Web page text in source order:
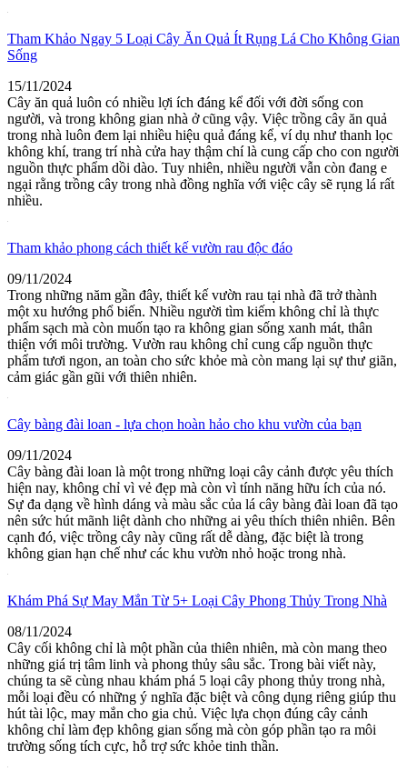
Tham Khảo Ngay 5 Loại Cây Ăn Quả Ít Rụng Lá Cho Không Gian
Sống
15/11/2024
Cây ăn quả luôn có nhiều lợi ích đáng kể đối với đời sống con
người, và trong không gian nhà ở cũng vậy. Việc trồng cây ăn quả
trong nhà luôn đem lại nhiều hiệu quả đáng kể, ví dụ như thanh lọc
không khí, trang trí nhà cửa hay thậm chí là cung cấp cho con người
nguồn thực phẩm dồi dào. Tuy nhiên, nhiều người vẫn còn đang e
ngại rằng trồng cây trong nhà đồng nghĩa với việc cây sẽ rụng lá rất
nhiều.
Tham khảo phong cách thiết kế vườn rau độc đáo
09/11/2024
Trong những năm gần đây, thiết kế vườn rau tại nhà đã trở thành
một xu hướng phổ biến. Nhiều người tìm kiếm không chỉ là thực
phẩm sạch mà còn muốn tạo ra không gian sống xanh mát, thân
thiện với môi trường. Vườn rau không chỉ cung cấp nguồn thực
phẩm tươi ngon, an toàn cho sức khỏe mà còn mang lại sự thư giãn,
cảm giác gần gũi với thiên nhiên.
Cây bàng đài loan - lựa chọn hoàn hảo cho khu vườn của bạn
09/11/2024
Cây bàng đài loan là một trong những loại cây cảnh được yêu thích
hiện nay, không chỉ vì vẻ đẹp mà còn vì tính năng hữu ích của nó.
Sự đa dạng về hình dáng và màu sắc của lá cây bàng đài loan đã tạo
nên sức hút mãnh liệt dành cho những ai yêu thích thiên nhiên. Bên
cạnh đó, việc trồng cây này cũng rất dễ dàng, đặc biệt là trong
không gian hạn chế như các khu vườn nhỏ hoặc trong nhà.
Khám Phá Sự May Mắn Từ 5+ Loại Cây Phong Thủy Trong Nhà
08/11/2024
Cây cối không chỉ là một phần của thiên nhiên, mà còn mang theo
những giá trị tâm linh và phong thủy sâu sắc. Trong bài viết này,
chúng ta sẽ cùng nhau khám phá 5 loại cây phong thủy trong nhà,
mỗi loại đều có những ý nghĩa đặc biệt và công dụng riêng giúp thu
hút tài lộc, may mắn cho gia chủ. Việc lựa chọn đúng cây cảnh
không chỉ làm đẹp không gian sống mà còn góp phần tạo ra môi
trường sống tích cực, hỗ trợ sức khỏe tinh thần.